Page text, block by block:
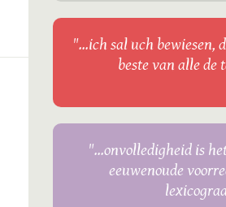
"...ich sal uch bewiesen,
beste van alle de
"...onvolledigheid is
eeuwenoude